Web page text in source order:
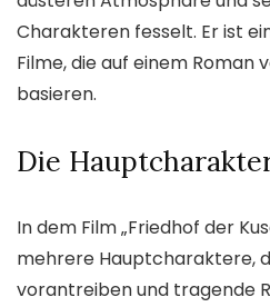
Charakteren fesselt. Er ist
Filme, die auf einem Roman
basieren.
Die
In dem Film „Friedhof der
mehrere Hauptcharaktere,
vorantreiben und tragende